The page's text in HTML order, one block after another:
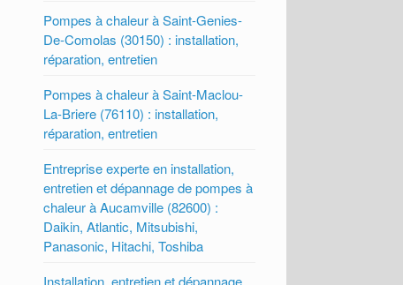
Pompes à chaleur à Saint-Genies-
De-Comolas (30150) : installation,
réparation, entretien
Pompes à chaleur à Saint-Maclou-
La-Briere (76110) : installation,
réparation, entretien
Entreprise experte en installation,
entretien et dépannage de pompes à
chaleur à Aucamville (82600) :
Daikin, Atlantic, Mitsubishi,
Panasonic, Hitachi, Toshiba
Installation, entretien et dépannage